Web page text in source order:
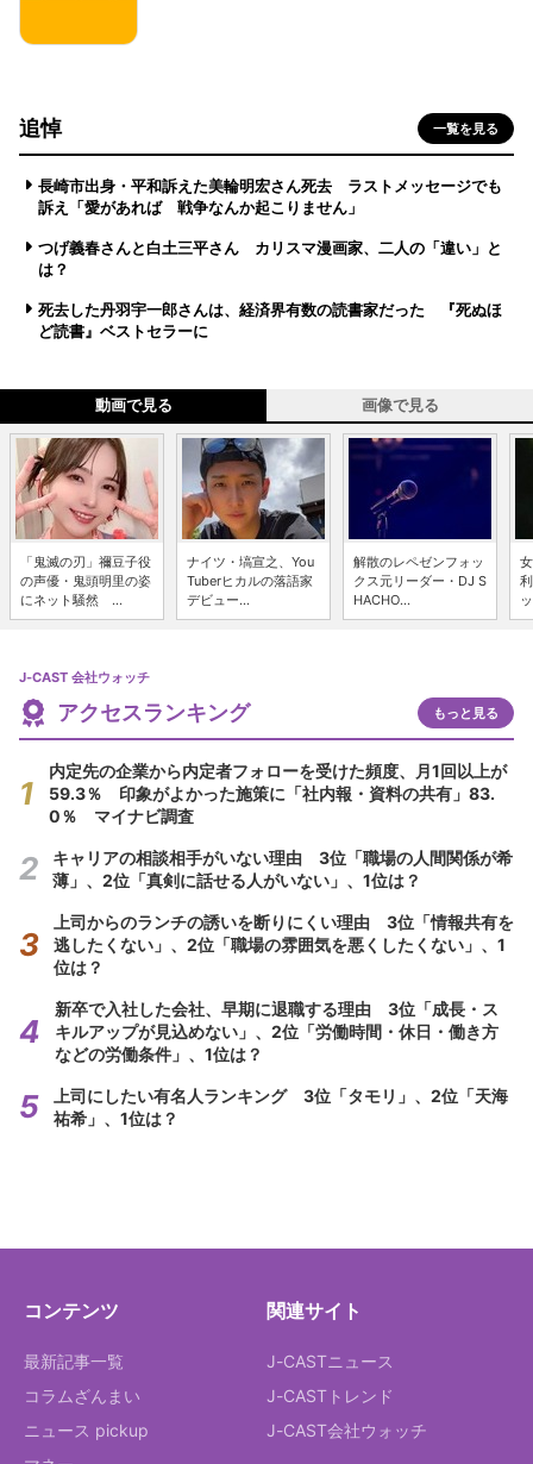
追悼 一覧を見る
長崎市出身・平和訴えた美輪明宏さん死去 ラストメッセージでも
訴え「愛があれば 戦争なんか起こりません」
つげ義春さんと白土三平さん カリスマ漫画家、二人の「違い」と
は？
死去した丹羽宇一郎さんは、経済界有数の読書家だった 『死ぬほ
ど読書』ベストセラーに
動画で見る 画像で見る
「鬼滅の刃」禰豆子役
の声優・鬼頭明里の姿
にネット騒然 ...
ナイツ・塙宣之、You
Tuberヒカルの落語家
デビュー...
解散のレペゼンフォッ
クス元リーダー・DJ S
HACHO...
J-CAST 会社ウォッチ
アクセスランキング もっと見る
内定先の企業から内定者フォローを受けた頻度、月1回以上が
59.3％ 印象がよかった施策に「社内報・資料の共有」83.
0％ マイナビ調査
キャリアの相談相手がいない理由 3位「職場の人間関係が希
薄」、2位「真剣に話せる人がいない」、1位は？
上司からのランチの誘いを断りにくい理由 3位「情報共有を
逃したくない」、2位「職場の雰囲気を悪くしたくない」、1
位は？
新卒で入社した会社、早期に退職する理由 3位「成長・ス
キルアップが見込めない」、2位「労働時間・休日・働き方
などの労働条件」、1位は？
上司にしたい有名人ランキング 3位「タモリ」、2位「天海
祐希」、1位は？
コンテンツ
最新記事一覧
コラムざんまい
ニュース pickup
関連サイト
J-CASTニュース
J-CASTトレンド
J-CAST会社ウォッチ